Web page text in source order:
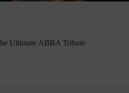
Ultimate ABBA Tribute